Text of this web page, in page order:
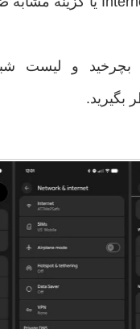
بچرخید و لیست
بگیرید.